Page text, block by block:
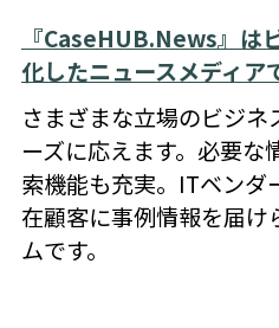
『CaseHUB.News』は
化したニュースメディア
さまざまな立場のビジ
ーズに応えます。必要な
索機能も充実。ITベンダ
在顧客に事例情報を届
ムです。